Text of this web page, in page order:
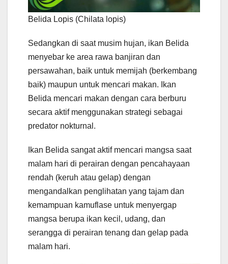
Belida Lopis (Chilata lopis)
Sedangkan di saat musim hujan, ikan Belida
menyebar ke area rawa banjiran dan
persawahan, baik untuk memijah (berkembang
baik) maupun untuk mencari makan. Ikan
Belida mencari makan dengan cara berburu
secara aktif menggunakan strategi sebagai
predator nokturnal.
Ikan Belida sangat aktif mencari mangsa saat
malam hari di perairan dengan pencahayaan
rendah (keruh atau gelap) dengan
mengandalkan penglihatan yang tajam dan
kemampuan kamuflase untuk menyergap
mangsa berupa ikan kecil, udang, dan
serangga di perairan tenang dan gelap pada
malam hari.